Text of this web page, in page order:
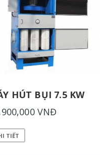
HÚT BỤI 7.5 KW
VNĐ
TIẾT